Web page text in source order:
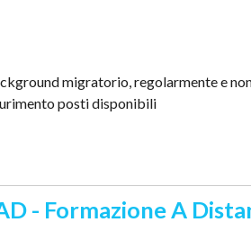
migratorio, regolarmente e
posti disponibili
- Formazione A